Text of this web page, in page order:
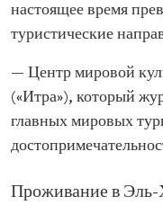
настоящее время
туристические
— Центр мировой
(«Итра»), который
главных мировых
Проживание в Эль-